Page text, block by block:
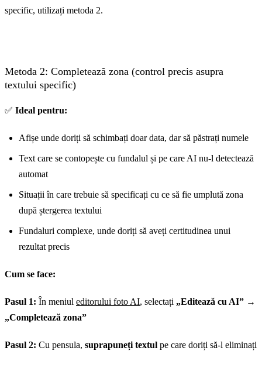
specific, utilizați metoda 2.
Metoda 2: Completează zona (control precis asupra
textului specific)
✅ Ideal pentru:
Afișe unde doriți să schimbați doar data, dar să păstrați numele
Text care se contopește cu fundalul și pe care AI nu-l detectează
automat
Situații în care trebuie să specificați cu ce să fie umplută zona
după ștergerea textului
Fundaluri complexe, unde doriți să aveți certitudinea unui
rezultat precis
Cum se face:
Pasul 1: În meniul editorului foto AI, selectați „Editează cu AI” →
„Completează zona”
Pasul 2: Cu pensula, suprapuneți textul pe care doriți să-l eliminați